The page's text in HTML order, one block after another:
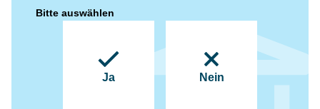
Bitte auswählen
Ja Nein